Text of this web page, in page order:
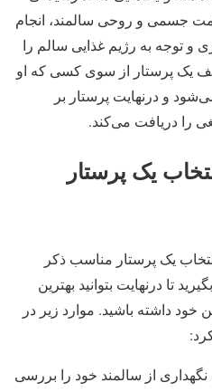
جسمی و روحی سالمند، انجام
و توجه به رژیم غذایی سالم را
یک پرستار از سوی کسی که او
و درنهایت پرستار بر
را دریافت می‌کند.
یک پرستار
یک پرستار مناسب ذکر
تا درنهایت بتوانید بهترین
خود داشته باشید. موارد زیر در
از سالمند خود را بررسی